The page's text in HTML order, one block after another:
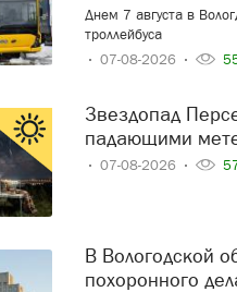
Днем 7 августа в
троллейбуса
07-08-2026
Звездопад Персеиды: череповчане смогут наблюдать за
падающими
07-08-2026
В Вологодской области решили навести порядок в сфере
похоронного